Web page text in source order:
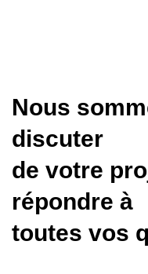
Nous
discuter
de votre
répondre à
toutes vos